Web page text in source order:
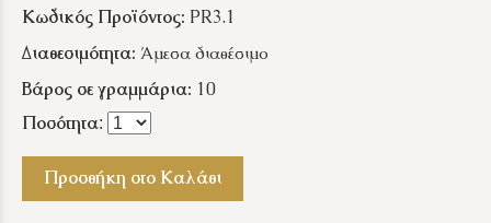
Κωδικός Προϊόντος: PR3.1
Διαθεσιμότητα: Άμεσα διαθέσιμο
Βάρος σε γραμμάρια: 10
Ποσότητα:
Προσθήκη στο Καλάθι